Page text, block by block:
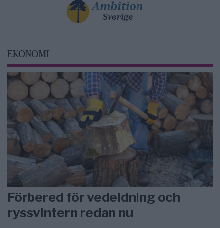
EKONOMI
Förbered för vedeldning och
ryssvintern redan nu